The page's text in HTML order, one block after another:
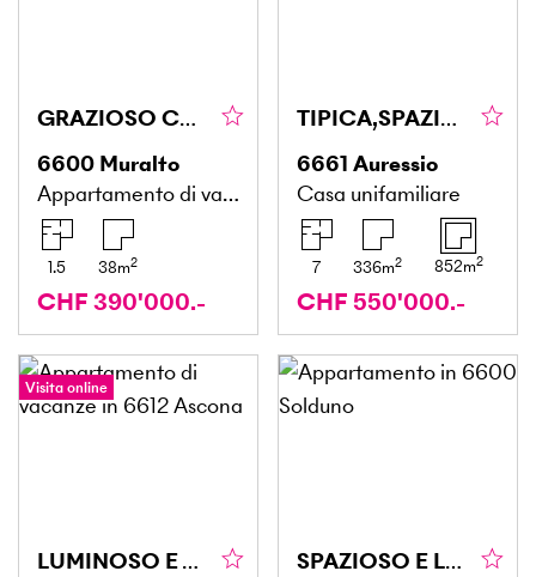
GRAZIOSO CON MERAVIGLIOSA VISTA LAGO
6600 Muralto
Appartamento di vacanze
1.5 38m2
CHF 390'000.-
TIPICA,SPAZIOSA CON TANTO SOLE E NATURA
6661 Auressio
Casa unifamiliare
7 336m2 852m2
CHF 550'000.-
Visita online
LUMINOSO E TRANQUILLO CON MERAVIGLIOSA VISTA LAGO
SPAZIOSO E LUMINOSO CON VISTA